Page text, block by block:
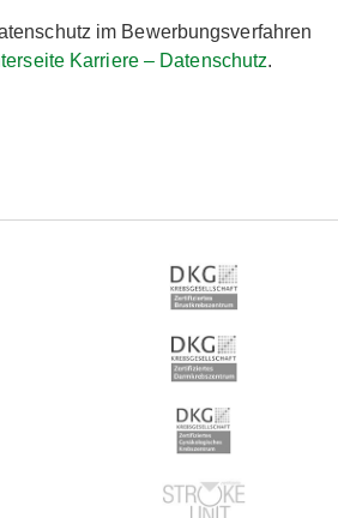
im Bewerbungsverfahren
Karriere – Datenschutz.